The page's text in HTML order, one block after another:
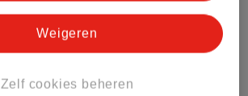
Zelf cookies beheren
Weigeren